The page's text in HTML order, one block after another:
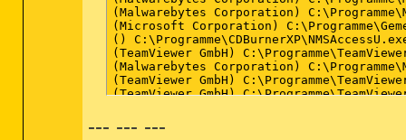
--- --- ---